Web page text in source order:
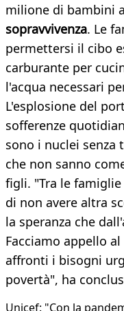
milione di bambini
sopravvivenza. Le
permettersi il cibo
carburante per
l'acqua necessari
L'esplosione del
sofferenze
sono i nuclei
che non sanno
figli. "Tra le
di non avere altra
la speranza che
Facciamo appello
affronti i bisogni
povertà", ha
Unicef: "Con la